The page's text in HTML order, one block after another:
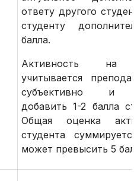
ответу другого
студенту
балла.
Активность на
учитывается
субъективно и
добавить 1-2 балла
Общая оценка
студента
может превысить 5